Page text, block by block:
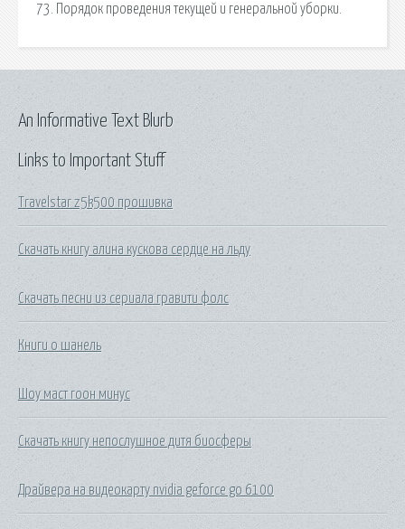
73. Порядок проведения текущей и генеральной уборки.
Links to Important Stuff
Travelstar z5k500 прошивка
Скачать книгу алина кускова сердце на льду
Скачать песни из сериала гравити фолс
Книги о шанель
Шоу маст гоон минус
Скачать книгу непослушное дитя биосферы
Драйвера на видеокарту nvidia geforce go 6100
An Informative Text Blurb